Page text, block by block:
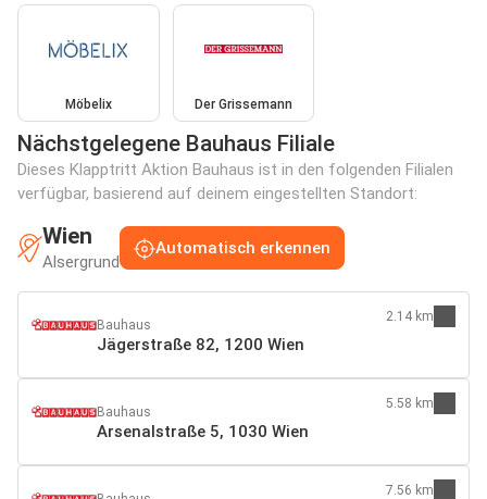
Möbelix Der Grissemann
Nächstgelegene Bauhaus Filiale
Dieses Klapptritt Aktion Bauhaus ist in den folgenden Filialen
verfügbar, basierend auf deinem eingestellten Standort:
Wien
Alsergrund
Automatisch erkennen
Bauhaus
Jägerstraße 82, 1200 Wien
2.14 km
Bauhaus
Arsenalstraße 5, 1030 Wien
5.58 km
7.56 km